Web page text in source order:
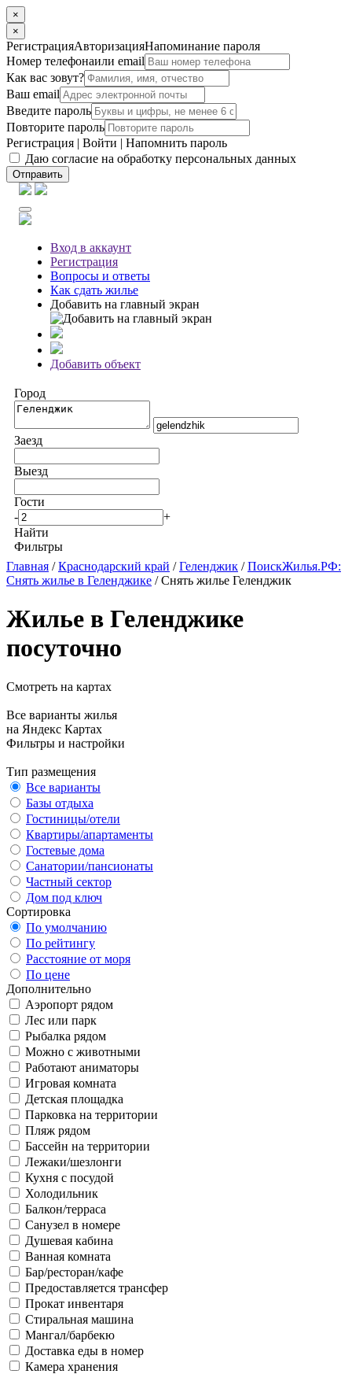
×
×
РегистрацияАвторизацияНапоминание пароля
Номер телефонаили email
Как вас зовут?
Ваш email
Введите пароль
Повторите пароль
Регистрация | Войти | Напомнить пароль
Даю согласие на обработку персональных данных
Отправить
Вход в аккаунт
Регистрация
Вопросы и ответы
Как сдать жилье
Добавить на главный экран
Добавить объект
Город
Заезд
Выезд
Гости
-
+
Найти
Фильтры
Главная /Краснодарский край /Геленджик /ПоискЖилья.РФ:
Снять жилье в Геленджике / Снять жилье Геленджик
Жилье в Геленджике
посуточно
Смотреть на картах
Все варианты жилья
на Яндекс Картах
Фильтры и настройки
Тип размещения
Все варианты
Базы отдыха
Гостиницы/отели
Квартиры/апартаменты
Гостевые дома
Санатории/пансионаты
Частный сектор
Дом под ключ
Сортировка
По умолчанию
По рейтингу
Расстояние от моря
По цене
Дополнительно
Аэропорт рядом
Лес или парк
Рыбалка рядом
Можно с животными
Работают аниматоры
Игровая комната
Детская площадка
Парковка на территории
Пляж рядом
Бассейн на территории
Лежаки/шезлонги
Кухня с посудой
Холодильник
Балкон/терраса
Санузел в номере
Душевая кабина
Ванная комната
Бар/ресторан/кафе
Предоставляется трансфер
Прокат инвентаря
Стиральная машина
Мангал/барбекю
Доставка еды в номер
Камера хранения